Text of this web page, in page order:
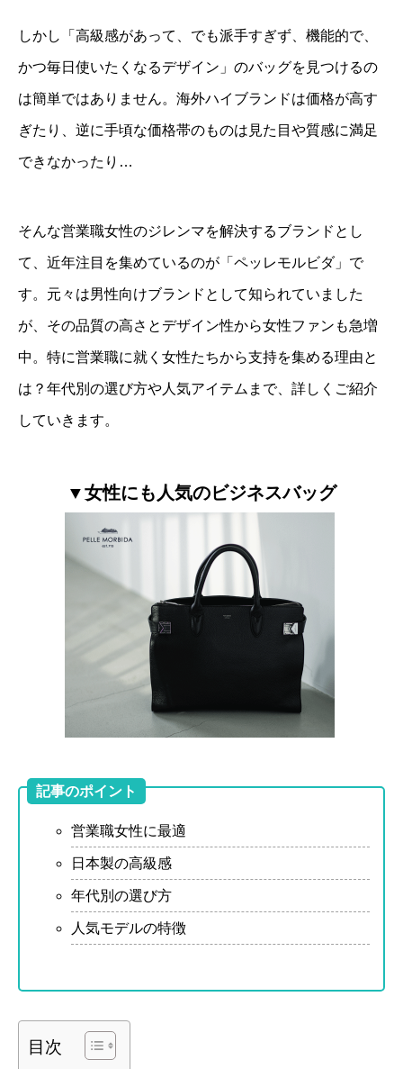
しかし「高級感があって、でも派手すぎず、機能的で、
かつ毎日使いたくなるデザイン」のバッグを見つけるの
は簡単ではありません。海外ハイブランドは価格が高す
ぎたり、逆に手頃な価格帯のものは見た目や質感に満足
できなかったり…
そんな営業職女性のジレンマを解決するブランドとし
て、近年注目を集めているのが「ペッレモルビダ」で
す。元々は男性向けブランドとして知られていました
が、その品質の高さとデザイン性から女性ファンも急増
中。特に営業職に就く女性たちから支持を集める理由と
は？年代別の選び方や人気アイテムまで、詳しくご紹介
していきます。
▼女性にも人気のビジネスバッグ
記事のポイント
営業職女性に最適
日本製の高級感
年代別の選び方
人気モデルの特徴
目次